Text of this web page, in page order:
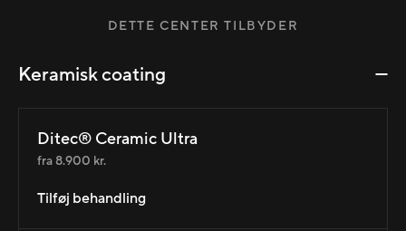
DETTE CENTER TILBYDER
Keramisk coating
Ditec® Ceramic Ultra
fra 8.900 kr.
Tilføj behandling